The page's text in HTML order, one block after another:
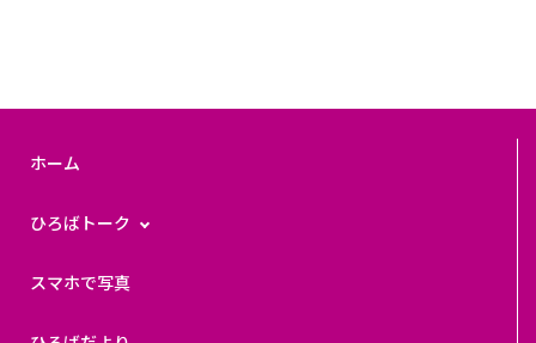
ホーム
ひろばトーク
スマホで写真